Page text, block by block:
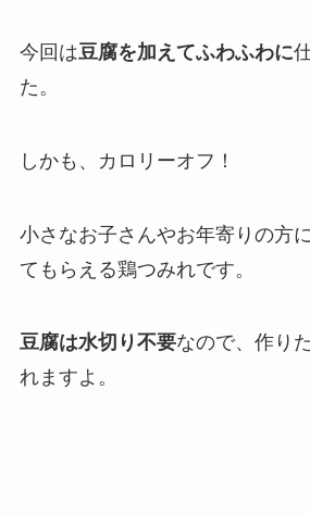
今回は豆腐を加えてふわふわに
た。
しかも、 カロリーオフ！
小さなお子さんやお年寄りの方
てもらえる鶏つみれです。
豆腐は水切り不要なので、作り
れますよ。